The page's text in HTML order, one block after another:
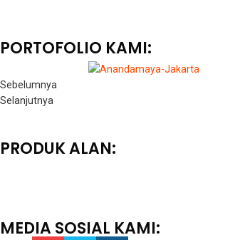
PORTOFOLIO KAMI:
Sebelumnya
Selanjutnya
PRODUK ALAN:
MEDIA SOSIAL KAMI: